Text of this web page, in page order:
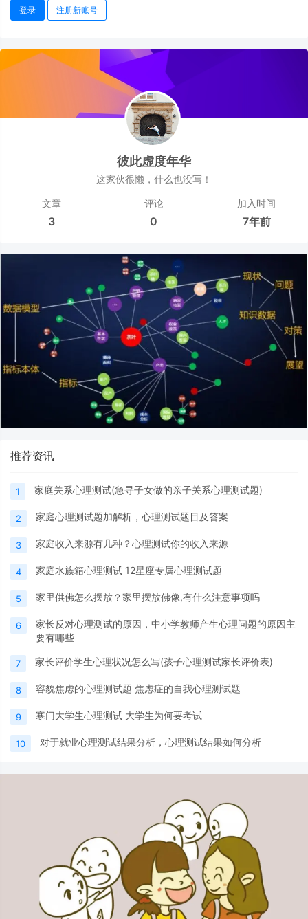
登录 注册新账号
彼此虚度年华
这家伙很懒，什么也没写！
文章
3
评论
0
加入时间
7年前
推荐资讯
1 家庭关系心理测试(急寻子女做的亲子关系心理测试题)
2 家庭心理测试题加解析，心理测试题目及答案
3 家庭收入来源有几种？心理测试你的收入来源
4 家庭水族箱心理测试 12星座专属心理测试题
5 家里供佛怎么摆放？家里摆放佛像,有什么注意事项吗
6
家长反对心理测试的原因，中小学教师产生心理问题的原因主
要有哪些
7 家长评价学生心理状况怎么写(孩子心理测试家长评价表)
8 容貌焦虑的心理测试题 焦虑症的自我心理测试题
9 寒门大学生心理测试 大学生为何要考试
10 对于就业心理测试结果分析，心理测试结果如何分析